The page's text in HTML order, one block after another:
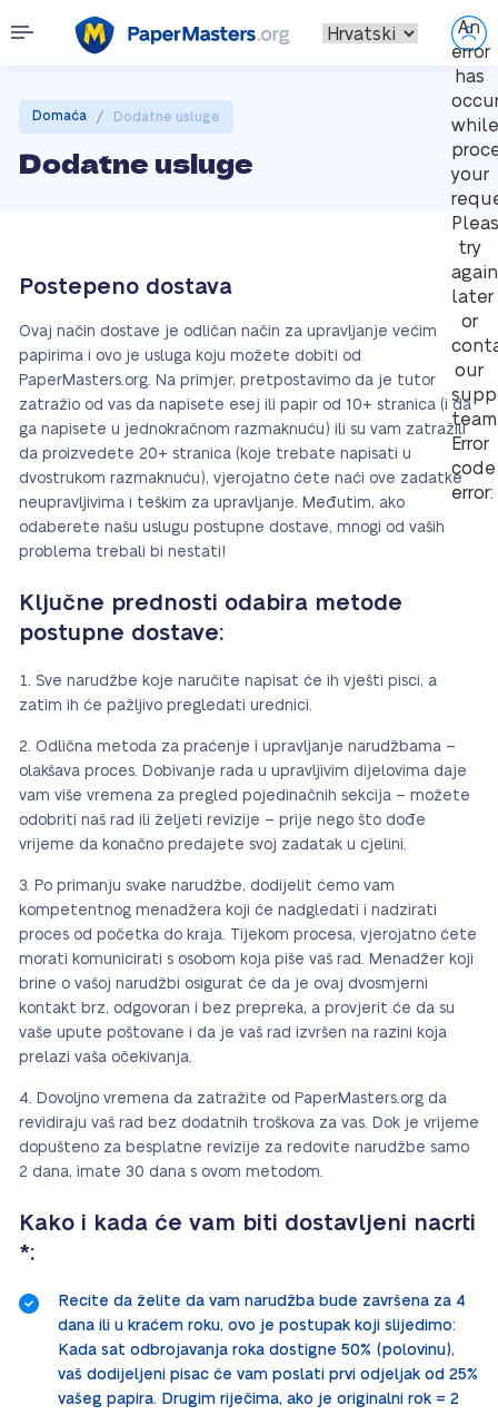
An
error
has
while
your
try
again
later
or
our
Error
code
error:
Domaća / Dodatne usluge
Dodatne usluge
Postepeno dostava
Ovaj način dostave je odličan način za upravljanje većim
papirima i ovo je usluga koju možete dobiti od
PaperMasters.org. Na primjer, pretpostavimo da je tutor
zatražio od vas da napisete esej ili papir od 10+ stranica (i da
ga napisete u jednokračnom razmaknuću) ili su vam zatražili
da proizvedete 20+ stranica (koje trebate napisati u
dvostrukom razmaknuću), vjerojatno ćete naći ove zadatke
neupravljivima i teškim za upravljanje. Međutim, ako
odaberete našu uslugu postupne dostave, mnogi od vaših
problema trebali bi nestati!
Ključne prednosti odabira metode
postupne dostave:
Sve narudžbe koje naručite napisat će ih vješti pisci, a
zatim ih će pažljivo pregledati urednici.
Odlična metoda za praćenje i upravljanje narudžbama –
olakšava proces. Dobivanje rada u upravljivim dijelovima daje
vam više vremena za pregled pojedinačnih sekcija – možete
odobriti naš rad ili željeti revizije – prije nego što dođe
vrijeme da konačno predajete svoj zadatak u cjelini.
Po primanju svake narudžbe, dodijelit ćemo vam
kompetentnog menadžera koji će nadgledati i nadzirati
proces od početka do kraja. Tijekom procesa, vjerojatno ćete
morati komunicirati s osobom koja piše vaš rad. Menadžer koji
brine o vašoj narudžbi osigurat će da je ovaj dvosmjerni
kontakt brz, odgovoran i bez prepreka, a provjerit će da su
vaše upute poštovane i da je vaš rad izvršen na razini koja
prelazi vaša očekivanja.
Dovoljno vremena da zatražite od PaperMasters.org da
revidiraju vaš rad bez dodatnih troškova za vas. Dok je vrijeme
dopušteno za besplatne revizije za redovite narudžbe samo
2 dana, imate 30 dana s ovom metodom.
Kako i kada će vam biti dostavljeni nacrti
*:
Recite da želite da vam narudžba bude završena za 4
dana ili u kraćem roku, ovo je postupak koji slijedimo:
Kada sat odbrojavanja roka dostigne 50% (polovinu),
vaš dodijeljeni pisac će vam poslati prvi odjeljak od 25%
vašeg papira. Drugim riječima, ako je originalni rok = 2